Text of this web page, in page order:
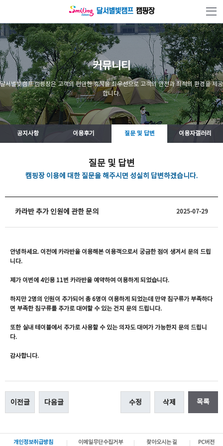
커뮤니티
달서별빛캠프 캠핑장은 고객의 편안한 휴식을 최우선으로 고객의 안전과 최적의 환경을 제공
합니다.
공지사항 이용후기 질문 및 답변 이용자갤러리
질문 및 답변
캠핑장 이용에 대한 질문을 해주시면 성실히 답변하겠습니다.
카라반 추가 인원에 관한 문의 2025-07-29
안녕하세요. 이전에 카라반을 이용해본 이용객으로서 궁금한 점이 생겨서 문의 드립
니다.
제가 이번에 4인용 11번 카라반을 예약하여 이용하게 되었습니다.
하지만 2명의 인원이 추가되어 총 6명이 이용하게 되었는데 만약 침구류가 부족하다
면 부족한 침구류를 추가로 대여할 수 있는 건지 문의 드립니다.
또한 실내 테이블에서 추가로 사용할 수 있는 의자도 대여가 가능한지 문의 드립니
다.
감사합니다.
이전글 다음글 수정 삭제 목록
개인정보취급방침 이메일무단수집거부 찾아오시는 길 PC버전